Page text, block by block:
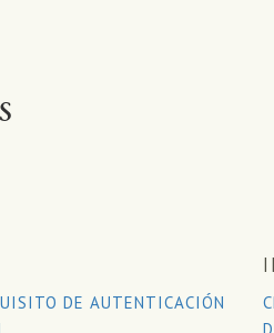
DE AUTENTICACIÓN
II